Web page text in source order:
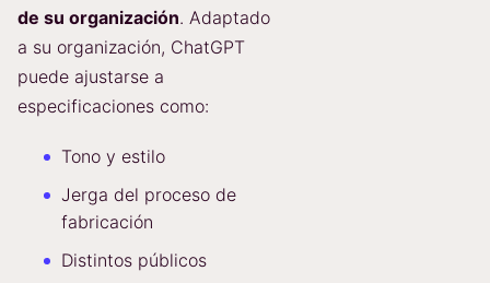
de su organización. Adaptado
a su organización, ChatGPT
puede ajustarse a
especificaciones como:
Tono y estilo
Jerga del proceso de
fabricación
Distintos públicos